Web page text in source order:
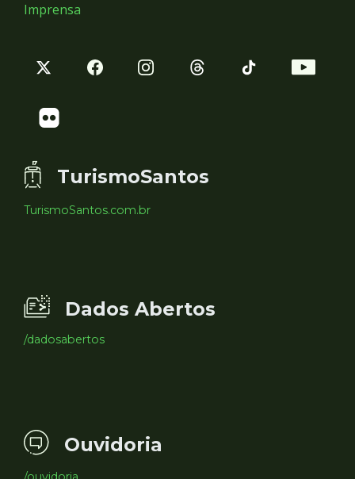
Imprensa
TurismoSantos
TurismoSantos.com.br
Dados Abertos
/dadosabertos
Ouvidoria